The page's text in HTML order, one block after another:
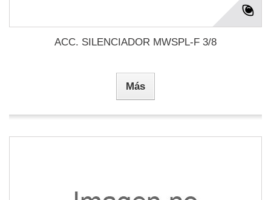
ACC. SILENCIADOR MWSPL-F 3/8
Más